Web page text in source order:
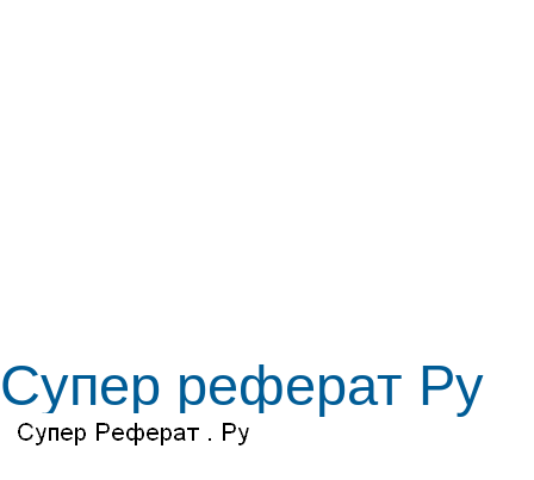
Супер реферат Ру